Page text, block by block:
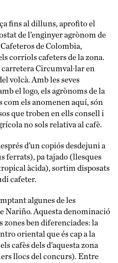
fins al dilluns, aprofito el
de l’enginyer agrònom de
de Colombia,
corriols cafeters de la zona.
Circumval·lar en
volcà. Amb les seves
el logo, els agrònoms de la
com els anomenen aquí, són
que troben en ells consell i
no sols relativa al cafè.
d’un copiós desdejuni a
ferrats), pa tajado (llesques
àcida), sortim disposats
cafeter.
algunes de les
Nariño. Aquesta denominació
zones ben diferenciades: la
oriental que és cap a la
cafès dels d’aquesta zona
llocs del concurs). Entre